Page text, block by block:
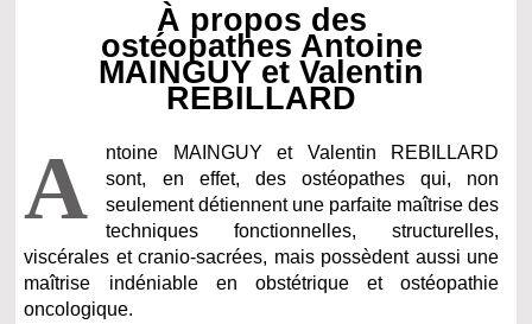
À propos des
ostéopathes Antoine
MAINGUY et Valentin
REBILLARD
A
ntoine MAINGUY et Valentin REBILLARD
sont, en effet, des ostéopathes qui, non
seulement détiennent une parfaite maîtrise des
techniques fonctionnelles, structurelles,
viscérales et cranio-sacrées, mais possèdent aussi une
maîtrise indéniable en obstétrique et ostéopathie
oncologique.